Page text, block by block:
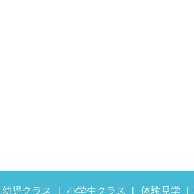
幼児クラス 小学生クラス 体験見学